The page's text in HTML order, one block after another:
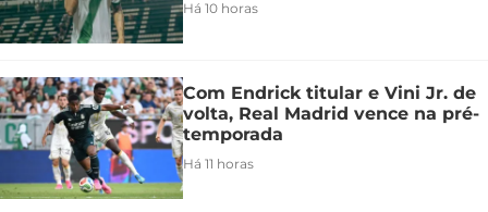
Há 10 horas
Com Endrick titular e Vini Jr. de
volta, Real Madrid vence na pré-
temporada
Há 11 horas